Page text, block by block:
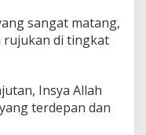
sangat matang,
rujukan di tingkat
Insya Allah
terdepan dan